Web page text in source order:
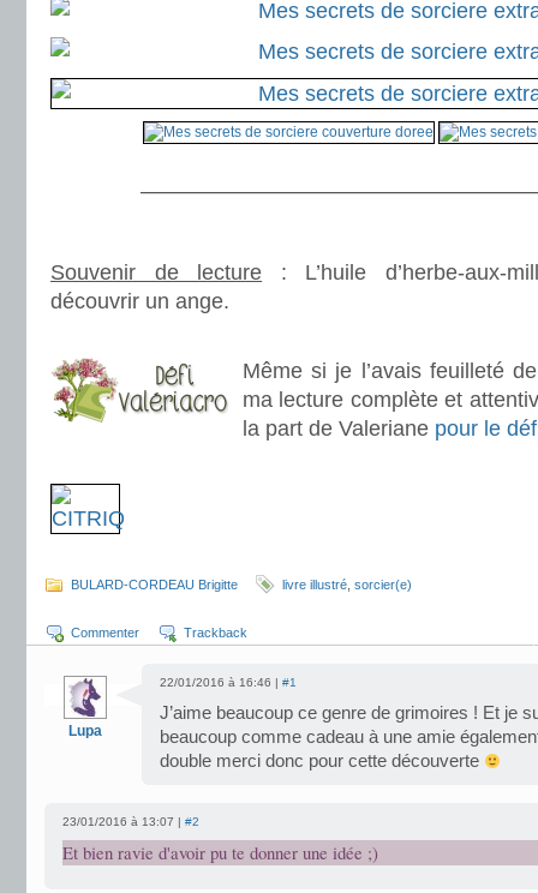
Souvenir de lecture : L’huile d’herbe-aux-
découvrir un ange.
Même si je l’avais feuilleté
ma lecture complète et
la part de Valeriane pour le
BULARD-CORDEAU Brigitte livre illustré sorcier(e)
Commenter Trackback
Lupa
22/01/2016 à 16:46 | #1
J’aime beaucoup ce genre de grimoires ! Et je
beaucoup comme cadeau à une amie
double merci donc pour cette découverte
23/01/2016 à 13:07 | #2
Et bien ravie d'avoir pu te donner une idée ;)